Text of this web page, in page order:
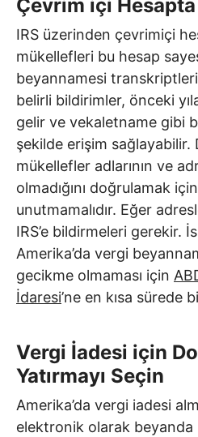
Çevrim içi
IRS üzerinden çevrimiçi
mükellefleri bu hesap
beyannamesi
belirli bildirimler, önceki
gelir ve vekaletname gibi
şekilde erişim sağlayabilir.
mükellefler adlarının ve
olmadığını doğrulamak
unutmamalıdır. Eğer
IRS’e bildirmeleri gerekir.
Amerika’da vergi
gecikme olmaması için
İdaresi’ne en kısa sürede
Vergi İadesi için
Yatırmayı Seçin
Amerika’da vergi iadesi
elektronik olarak